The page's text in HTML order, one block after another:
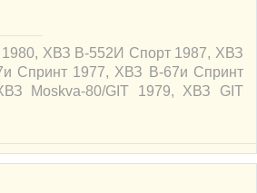
ХВЗ В-552И Спорт 1987, ХВЗ
Спринт 1977, ХВЗ В-67и Спринт
Moskva-80/GIT 1979, ХВЗ GIT